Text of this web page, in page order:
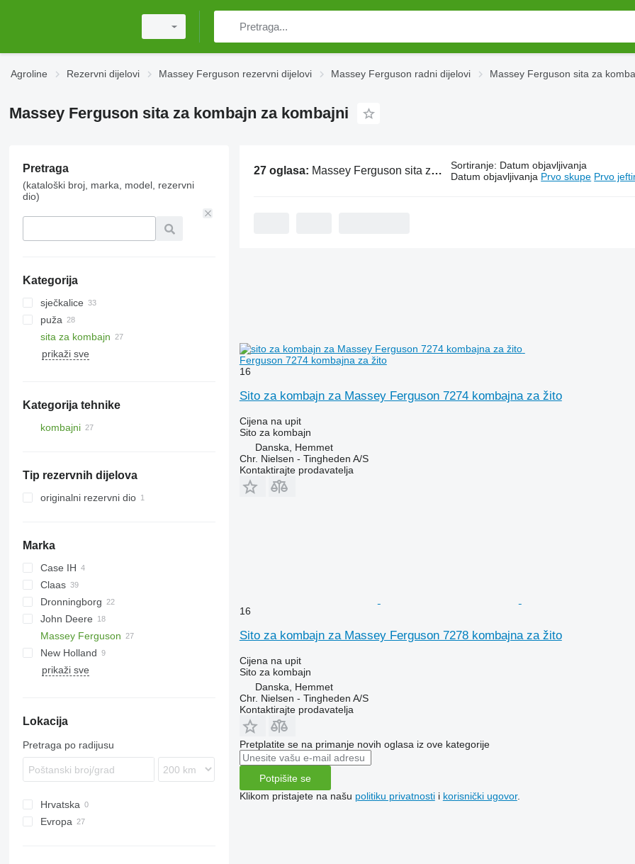
Agroline Rezervni dijelovi Massey Ferguson rezervni dijelovi Massey Ferguson radni dijelovi Massey Ferguson sita za
Massey Ferguson sita za kombajn za kombajni
Pretraga
(kataloški broj, marka, model, rezervni
dio)
Kategorija
sječkalice
puža
sita za kombajn
prikaži sve
Kategorija tehnike
kombajni
Tip rezervnih dijelova
originalni rezervni dio
Marka
Case IH
1680
2188
2388
5088
6140
7140
Claas
Commandor
Dominator
Lexion
Mercator
Dronningborg
D-series
Ideal
6640
John Deere
955
9500
9560
9780
S-series
T-series
Massey Ferguson
38
40
9280
New Holland
CR
prikaži sve
Lokacija
Pretraga po radijusu
Hrvatska
Evropa
27 oglasa: Massey Ferguson sita za kombajn za kombajni Sortiranje: Datum objavljivanja
Datum objavljivanja Prvo skupe Prvo
Ferguson 7274 kombajna za žito
16
Sito za kombajn za Massey Ferguson 7274 kombajna za žito
Cijena na upit
Sito za kombajn
Danska, Hemmet
Chr. Nielsen - Tingheden A/S
Kontaktirajte prodavatelja
16
Sito za kombajn za Massey Ferguson 7278 kombajna za žito
Cijena na upit
Sito za kombajn
Danska, Hemmet
Chr. Nielsen - Tingheden A/S
Kontaktirajte prodavatelja
Pretplatite se na primanje novih oglasa iz ove kategorije
Potpišite se
Klikom pristajete na našu politiku privatnostii korisnički ugovor.